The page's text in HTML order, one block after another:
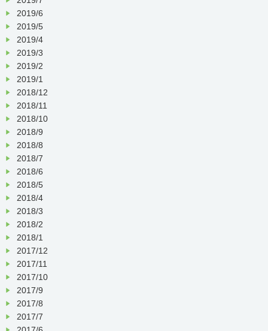
2019/6
2019/5
2019/4
2019/3
2019/2
2019/1
2018/12
2018/11
2018/10
2018/9
2018/8
2018/7
2018/6
2018/5
2018/4
2018/3
2018/2
2018/1
2017/12
2017/11
2017/10
2017/9
2017/8
2017/7